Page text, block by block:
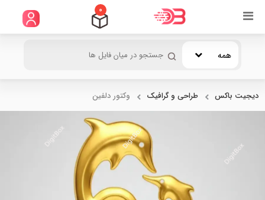
0
همه
دیجیت باکس طراحی و گرافیک وکتور دلفین